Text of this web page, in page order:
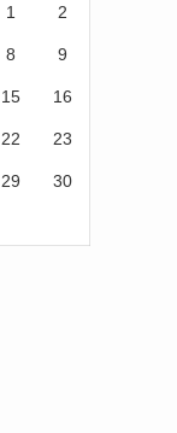
1 2
8 9
15 16
22 23
29 30